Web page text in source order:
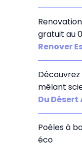
gratuit au
Renover
mêlant
Du Désert
Poêles à
éco